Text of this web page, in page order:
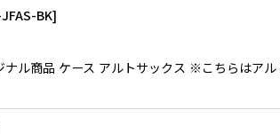
BK]
商品 ケース アルトサックス ※こちらはアル